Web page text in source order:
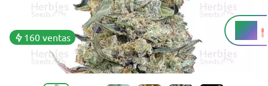
160 ventas
20%
THC